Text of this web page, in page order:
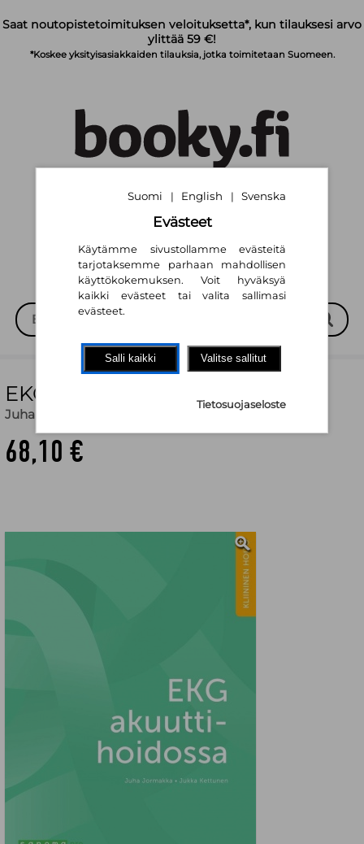
Saat noutopistetoimituksen veloituksetta*, kun tilauksesi arvo
ylittää 59 €!
*Koskee yksityisasiakkaiden tilauksia, jotka toimitetaan Suomeen.
Suomi | English | Svenska
EKG akuuttihoidossa
Juha Jormakka
68,10 €
Suomi | English | Svenska
Evästeet
Käytämme sivustollamme evästeitä
tarjotaksemme parhaan mahdollisen
käyttökokemuksen. Voit hyväksyä
kaikki evästeet tai valita sallimasi
evästeet.
Salli kaikki Valitse sallitut
Tietosuojaseloste